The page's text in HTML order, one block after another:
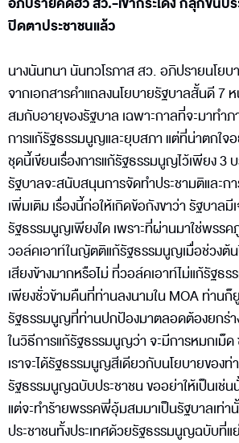
ปิดตาประชาชนแล้ว
นางนันทนา นันทวโรภาส สว. อภิปรายนโยบ
จากเอกสารคำแถลงนโยบายรัฐบาลสั้นดี 7 ห
สมกับอายุของรัฐบาล เฉพาะกาลที่จะมาทำ
การแก้รัฐธรรมนูญและยุบสภา แต่ที่น่าตกใจ
ชุดนี้เขียนเรื่องการแก้รัฐธรรมนูญไว้เพียง 3
รัฐบาลจะสนับสนุนการจัดทำประชามติและก
เพิ่มเติม เรื่องนี้ก่อให้เกิดข้อกังขาว่า รัฐบาลมี
รัฐธรรมนูญเพียงใด เพราะที่ผ่านมาใช่พรรค
วอล์คเอาท์ในญัตติแก้รัฐธรรมนูญเมื่อช่วงต้
เสียงข้างมากหรือไม่ ที่วอล์คเอาท์ไม่แก้รัฐธ
เพียงชั่วข้ามคืนที่ท่านลงนามใน MOA ท่านก็
รัฐธรรมนูญที่ท่านปกป้องมาตลอดต้องยกร่า
ในวิธีการแก้รัฐธรรมนูญว่า จะมีการหมกเม็
เราจะได้รัฐธรรมนูญสีเดียวกับนโยบายของท่
รัฐธรรมนูญฉบับประชาชน ขออย่าให้เป็นเช่น
แต่จะทำร้ายพรรคพี่อุ้มสมมาเป็นรัฐบาลเท่า
ประชาชนทั้งประเทศด้วยรัฐธรรมนูญฉบับที่แ